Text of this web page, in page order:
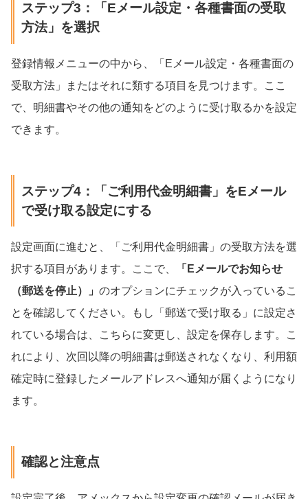
ステップ3：「Eメール設定・各種書面の受取
方法」を選択
登録情報メニューの中から、「Eメール設定・各種書面の
受取方法」またはそれに類する項目を見つけます。ここ
で、明細書やその他の通知をどのように受け取るかを設定
できます。
ステップ4：「ご利用代金明細書」をEメール
で受け取る設定にする
設定画面に進むと、「ご利用代金明細書」の受取方法を選
択する項目があります。ここで、
「Eメールでお知らせ
（郵送を停止）」 のオプションにチェックが入っているこ
とを確認してください。もし「郵送で受け取る」に設定さ
れている場合は、こちらに変更し、設定を保存します。こ
れにより、次回以降の明細書は郵送されなくなり、利用額
確定時に登録したメールアドレスへ通知が届くようになり
ます。
確認と注意点